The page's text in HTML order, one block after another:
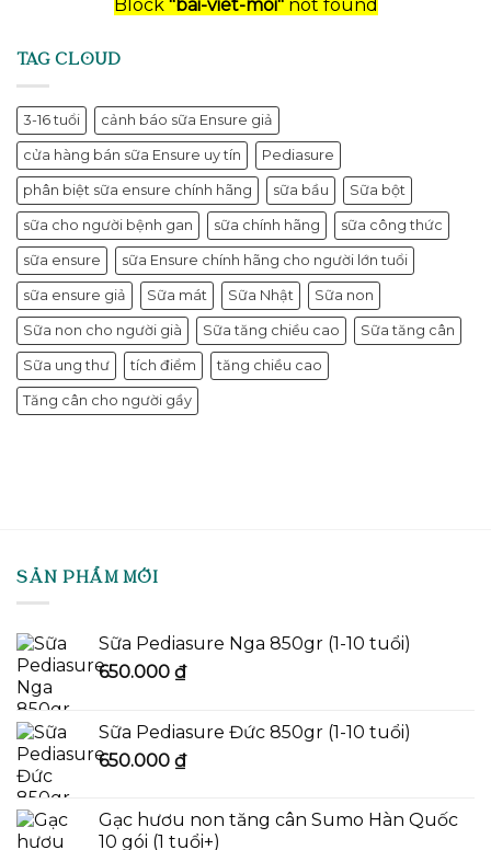
Block "bai-viet-moi"not found
TAG CLOUD
3-16 tuổi cảnh báo sữa Ensure giả
cửa hàng bán sữa Ensure uy tín Pediasure
phân biệt sữa ensure chính hãng sữa bầu Sữa bột
sữa cho người bệnh gan sữa chính hãng sữa công thức
sữa ensure sữa Ensure chính hãng cho người lớn tuổi
sữa ensure giả Sữa mát Sữa Nhật Sữa non
Sữa non cho người già Sữa tăng chiều cao Sữa tăng cân
Sữa ung thư tích điểm tăng chiều cao
Tăng cân cho người gầy
SẢN PHẨM MỚI
Sữa Pediasure Nga 850gr (1-10 tuổi)
650.000 ₫
Sữa Pediasure Đức 850gr (1-10 tuổi)
650.000 ₫
Gạc hươu non tăng cân Sumo Hàn Quốc
10 gói (1 tuổi+)